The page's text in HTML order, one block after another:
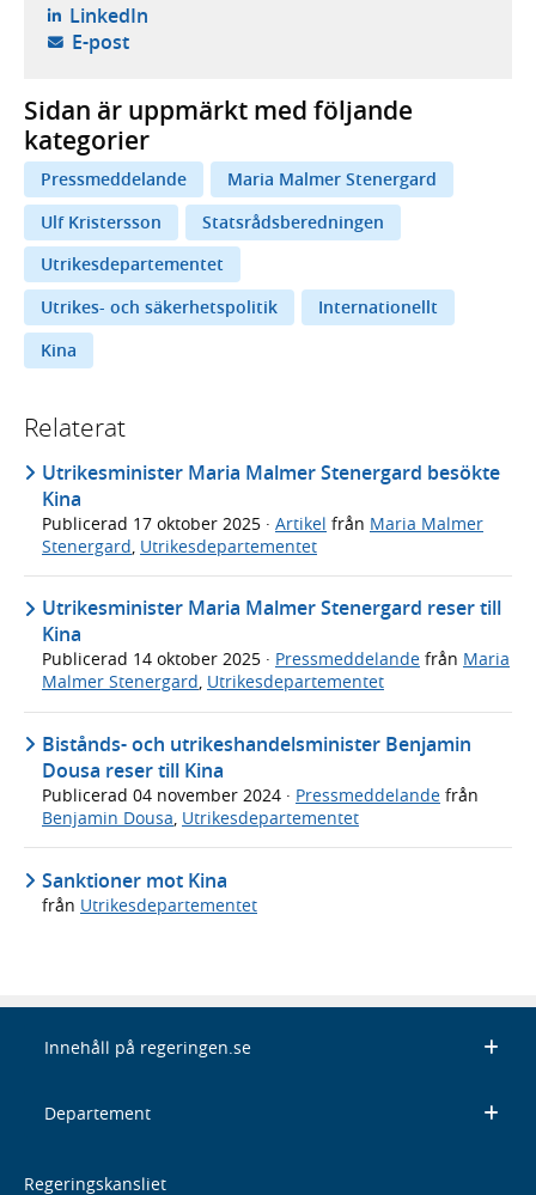
LinkedIn- öppnas i ny flik, extern webbplats,
E-post- öppnar din e-postklient,
Sidan är uppmärkt med följande
kategorier
Pressmeddelande
Maria Malmer Stenergard
Ulf Kristersson
Statsrådsberedningen
Utrikesdepartementet
Utrikes- och säkerhetspolitik
Internationellt
Kina
Relaterat
Utrikesminister Maria Malmer Stenergard besökte
Kina
Publicerad 17 oktober 2025 · Artikel från Maria Malmer
Stenergard Utrikesdepartementet
Utrikesminister Maria Malmer Stenergard reser till
Kina
Publicerad 14 oktober 2025 · Pressmeddelande från Maria
Malmer Stenergard, Utrikesdepartementet
Bistånds- och utrikeshandelsminister Benjamin
Dousa reser till Kina
Publicerad 04 november 2024 · Pressmeddelande från
Benjamin Dousa, Utrikesdepartementet
Sanktioner mot Kina
från Utrikesdepartementet
Innehåll på regeringen.se
Departement
Regeringskansliet